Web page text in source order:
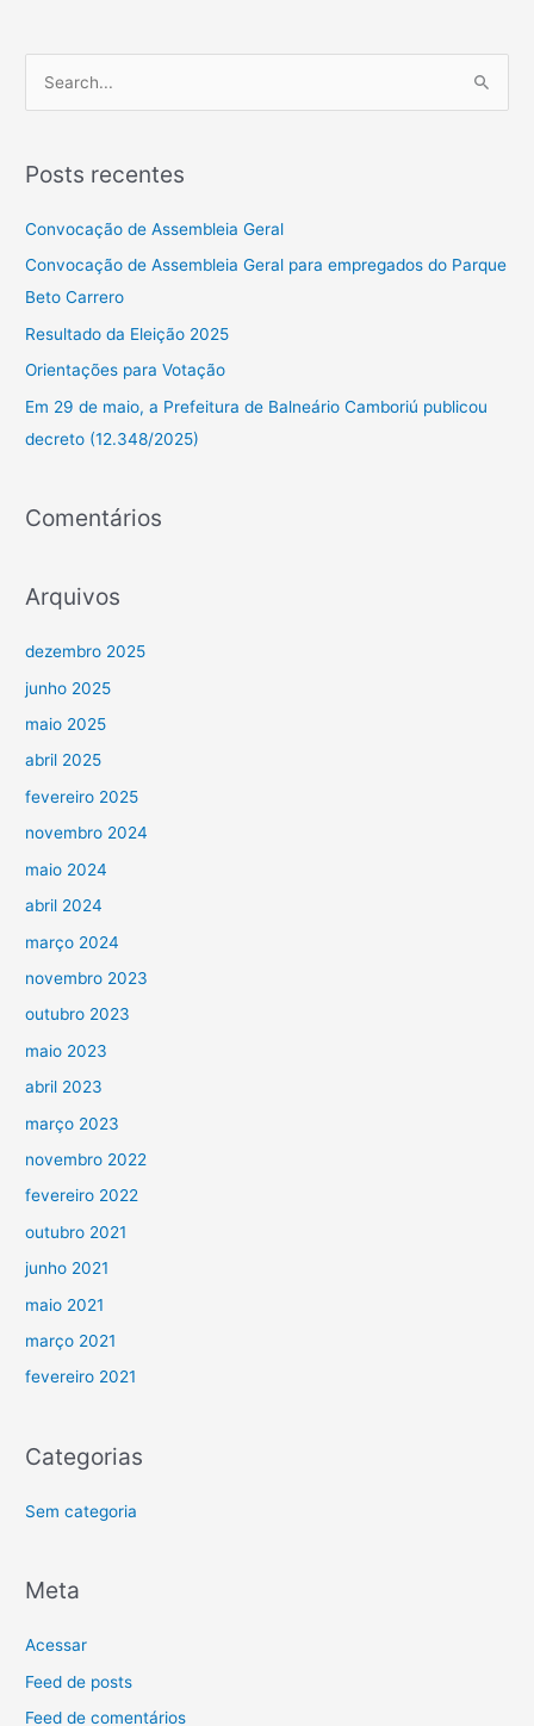
q
r
p
o
r
Posts recentes
Convocação de Assembleia Geral
Convocação de Assembleia Geral para empregados do Parque
Beto Carrero
Resultado da Eleição 2025
Orientações para Votação
Em 29 de maio, a Prefeitura de Balneário Camboriú publicou
decreto (12.348/2025)
Comentários
Arquivos
dezembro 2025
junho 2025
maio 2025
abril 2025
fevereiro 2025
novembro 2024
maio 2024
abril 2024
março 2024
novembro 2023
outubro 2023
maio 2023
abril 2023
março 2023
novembro 2022
fevereiro 2022
outubro 2021
junho 2021
maio 2021
março 2021
fevereiro 2021
Categorias
Sem categoria
Meta
Acessar
Feed de posts
Feed de comentários